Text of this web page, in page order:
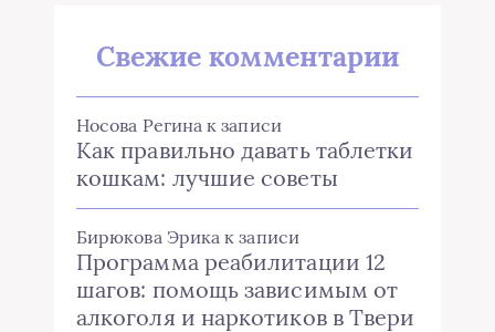
Свежие комментарии
Носова Регина к записи
Как правильно давать таблетки
кошкам: лучшие советы
Бирюкова Эрика к записи
Программа реабилитации 12
шагов: помощь зависимым от
алкоголя и наркотиков в Твери